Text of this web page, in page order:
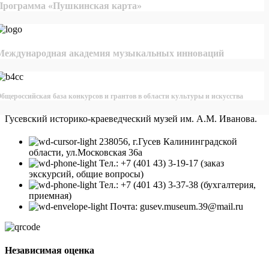
«Пушкинская карта»
академия музыкальных инноваций
база конкурсов и грантов в области культуры и искусства
Гусевский историко-краеведческий музей им. А.М. Иванова.
238056, г.Гусев Калининградской
области, ул.Московская 36а
Тел.: +7 (401 43) 3-19-17 (заказ
экскурсий, общие вопросы)
Тел.: +7 (401 43) 3-37-38 (бухгалтерия,
приемная)
Почта: gusev.museum.39@mail.ru
Независимая оценка